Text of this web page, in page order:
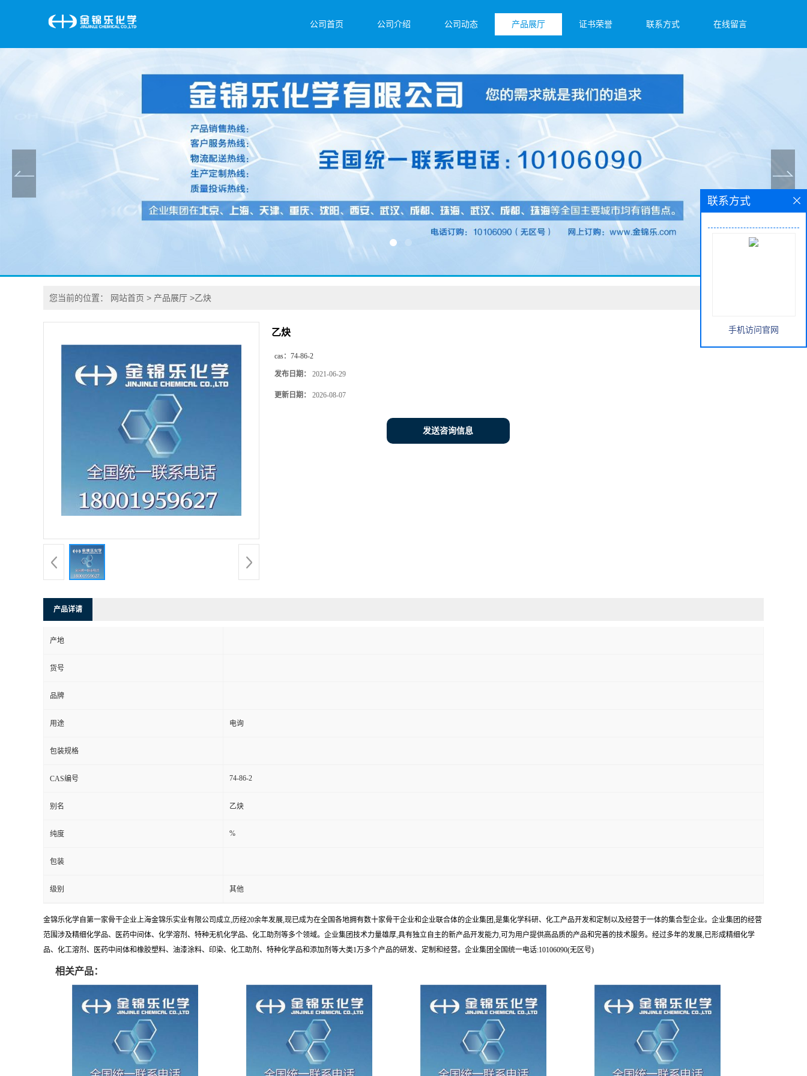
公司首页 公司介绍 公司动态 产品展厅 证书荣誉 联系方式 在线留言
您当前的位置： 网站首页 > 产品展厅 >乙炔
乙炔
cas： 74-86-2
发布日期： 2021-06-29
更新日期： 2026-08-07
发送咨询信息
产品详请
产地
货号
品牌
用途 电询
包装规格
CAS编号 74-86-2
别名 乙炔
纯度 %
包装
级别 其他
金锦乐化学自第一家骨干企业上海金锦乐实业有限公司成立,历经20余年发展,现已成为在全国各地拥有数十家骨干企业和企业联合体的企业集团,是集化学科研、化工产品开发和定制以及经营于一体的集合型企业。企业集团的经营
范围涉及精细化学品、医药中间体、化学溶剂、特种无机化学品、化工助剂等多个领域。企业集团技术力量雄厚,具有独立自主的新产品开发能力,可为用户提供高品质的产品和完善的技术服务。经过多年的发展,已形成精细化学
品、化工溶剂、医药中间体和橡胶塑料、油漆涂料、印染、化工助剂、特种化学品和添加剂等大类1万多个产品的研发、定制和经营。企业集团全国统一电话:10106090(无区号)
相关产品：
联系方式
手机访问官网